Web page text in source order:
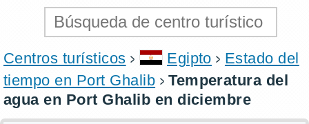
Centros turísticos Egipto
Estado del
tiempo en Port Ghalib
Temperatura del
agua en Port Ghalib en diciembre